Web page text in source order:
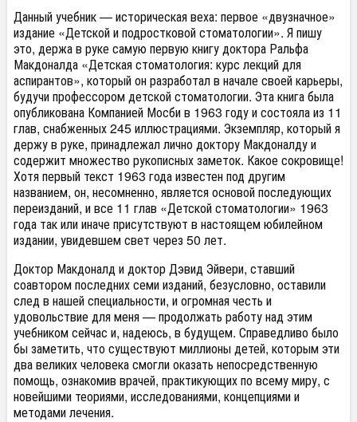
Данный учебник — историческая веха: первое «двузначное»
издание «Детской и подростковой стоматологии». Я пишу
это, держа в руке самую первую книгу доктора Ральфа
Макдоналда «Детская стоматология: курс лекций для
аспирантов», который он разработал в начале своей карьеры,
будучи профессором детской стоматологии. Эта книга была
опубликована Компанией Мосби в 1963 году и состояла из 11
глав, снабженных 245 иллюстрациями. Экземпляр, который я
держу в руке, принадлежал лично доктору Макдоналду и
содержит множество рукописных заметок. Какое сокровище!
Хотя первый текст 1963 года известен под другим
названием, он, несомненно, является основой последующих
переизданий, и все 11 глав «Детской стоматологии» 1963
года так или иначе присутствуют в настоящем юбилейном
издании, увидевшем свет через 50 лет.
Доктор Макдоналд и доктор Дэвид Эйвери, ставший
соавтором последних семи изданий, безусловно, оставили
след в нашей специальности, и огромная честь и
удовольствие для меня — продолжать работу над этим
учебником сейчас и, надеюсь, в будущем. Справедливо было
бы заметить, что существуют миллионы детей, которым эти
два великих человека смогли оказать непосредственную
помощь, ознакомив врачей, практикующих по всему миру, с
новейшими теориями, исследованиями, концепциями и
методами лечения.